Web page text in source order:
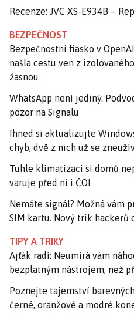
Recenze: JVC XS-E934B –
BEZPEČNOST
Bezpečnostní fiasko v
našla cestu ven z
žasnou
WhatsApp není jediný.
pozor na Signalu
Ihned si aktualizujte
chyb, dvě z nich už se
Tuhle klimatizaci si domů
varuje před ní i ČOI
Nemáte signál? Možná vám
SIM kartu. Nový trik hackerů
TIPY A TRIKY
Ajťák radí: Neumírá vám
bezplatným nástrojem, než
Poznejte tajemství
černé, oranžové a modré